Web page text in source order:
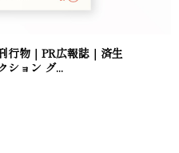
行物｜PR広報誌｜済生
ション グ...